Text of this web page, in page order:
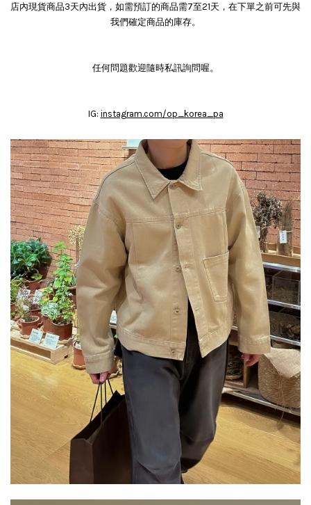
店內現貨商品3天內出貨，如需預訂的商品需7至21天，在下單之前可先與
我們確定商品的庫存。
任何問題歡迎隨時私訊詢問喔。
IG: instagram.com/op_korea_pa